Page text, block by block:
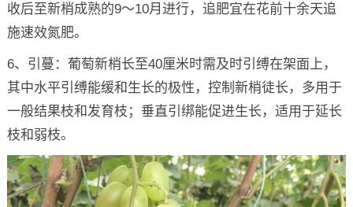
收后至新梢成熟的9～10月进行，追肥宜在花前十余天追
施速效氮肥。
6、引蔓：葡萄新梢长至40厘米时需及时引缚在架面上，
其中水平引缚能缓和生长的极性，控制新梢徒长，多用于
一般结果枝和发育枝；垂直引绑能促进生长，适用于延长
枝和弱枝。